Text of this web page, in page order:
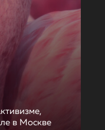
в Москве